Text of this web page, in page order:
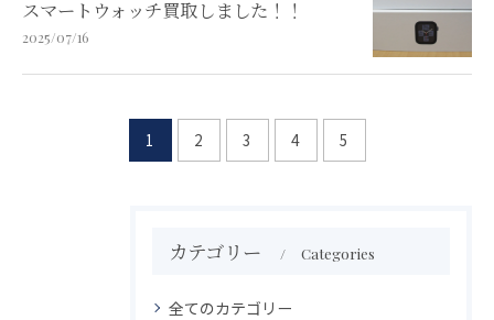
スマートウォッチ買取しました！！
2025/07/16
1 2 3 4 5
カテゴリー Categories
全てのカテゴリー